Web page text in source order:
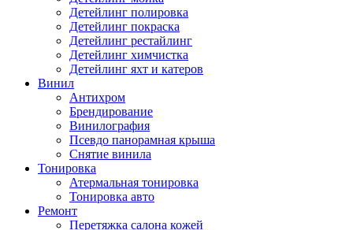
Детейлинг полировка
Детейлинг покраска
Детейлинг рестайлинг
Детейлинг химчистка
Детейлинг яхт и катеров
Винил
Антихром
Брендирование
Винилография
Псевдо панорамная крыша
Снятие винила
Тонировка
Атермальная тонировка
Тонировка авто
Ремонт
Перетяжка салона кожей